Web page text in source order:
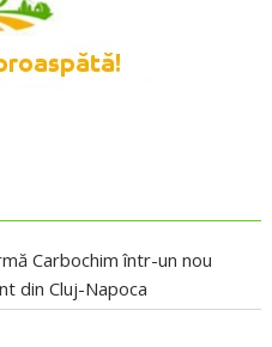
Carbochim într-un nou
din Cluj-Napoca